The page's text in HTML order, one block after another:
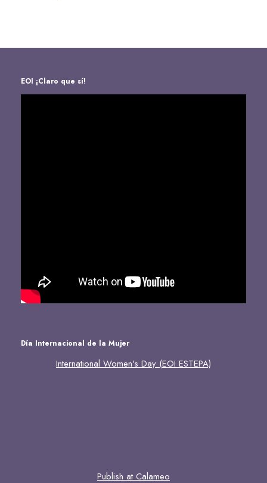
EOI ¡Claro que sí!
Día Internacional de la Mujer
International Women's Day (EOI ESTEPA)
Publish at Calameo